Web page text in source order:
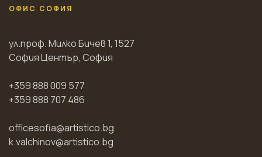
ОФИС СОФИЯ
ул.проф. Милко Бичев 1, 1527
София Център, София
+359 888 009 577
+359 888 707 486
officesofia@artistico.bg
k.valchinov@artistico.bg